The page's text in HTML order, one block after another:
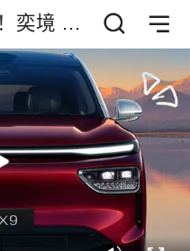
奕境 X9
级技术